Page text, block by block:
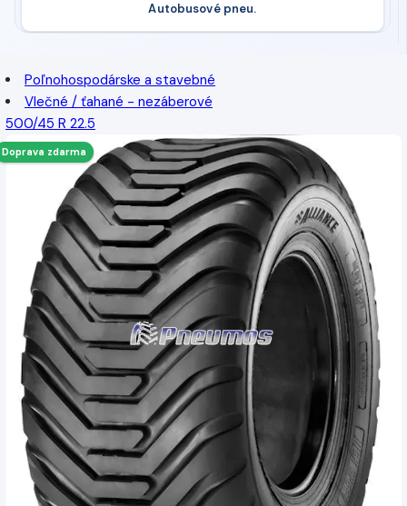
Autobusové pneu.
Poľnohospodárske a stavebné
Vlečné / ťahané - nezáberové
500/45 R 22.5
Doprava zdarma